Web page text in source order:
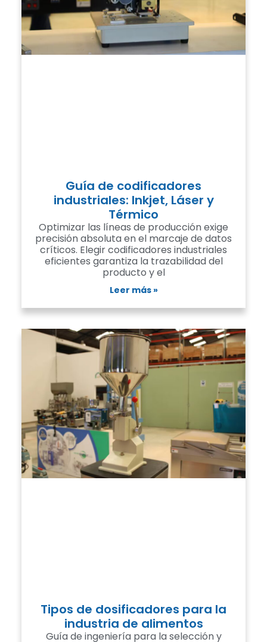
Guía de codificadores
industriales: Inkjet, Láser y
Térmico
Optimizar las líneas de producción exige
precisión absoluta en el marcaje de datos
críticos. Elegir codificadores industriales
eficientes garantiza la trazabilidad del
producto y el
Leer más »
Tipos de dosificadores para la
industria de alimentos
Guía de ingeniería para la selección y